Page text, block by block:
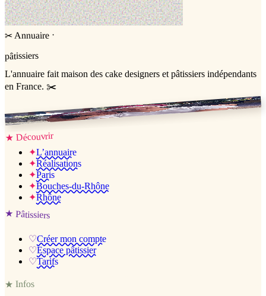
✂ Annuaire ·
pâtissiers
L'annuaire fait maison des cake designers et pâtissiers indépendants
en France. ✂️
Jessica & Jérémy ♡
★ Découvrir
✦L’annuaire
✦Réalisations
✦Paris
✦Bouches-du-Rhône
✦Rhône
★ Pâtissiers
♡Créer mon compte
♡Espace pâtissier
♡Tarifs
★Infos